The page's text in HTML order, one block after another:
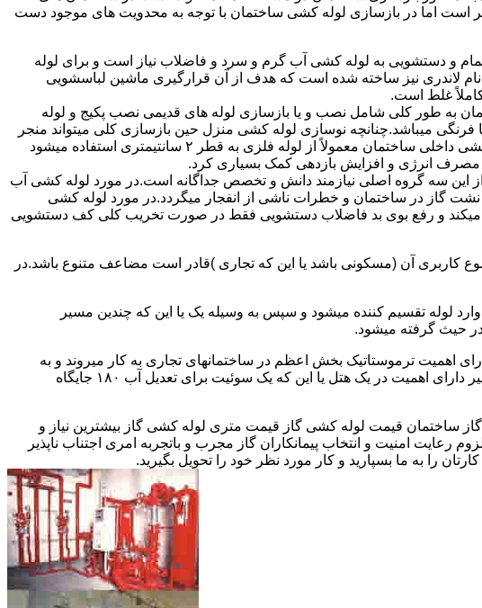
است اما در بازسازی لوله کشی ساختمان با توجه به محدویت های موجود دست
و دستشویی به لوله کشی آب گرم و سرد و فاضلاب نیاز است و برای لوله
لاندری نیز ساخته شده است که هدف از آن قرارگیری ماشین لباسشویی
غلط است.
به طور کلی شامل نصب و یا بازسازی لوله های قدیمی نصب پکیج و لوله
میباشد.چنانچه نوسازی لوله کشی منزل حین بازسازی کلی میتواند منجر
به افزایش فشار آب مصرفی و آب شوفاژ شود که این امر راندامان شوفاژ در منزل را افزایش میدهد.از آنجایی که برای لوله کشی داخلی ساختمان معمولاً از لوله فلزی به قطر ۲ سانتیمتری استفاده میشود
مصرف انرژی و افزایش بازدهی کمک بسیاری کرد.
سه گروه اصلی نیازمند دانش و تخصص جداگانه است.در مورد لوله کشی آب
گاز در ساختمان و خطرات ناشی از انفجار میگردد.در مورد لوله کشی
میکند و رفع بوی بد فاضلاب دستشویی فقط در صورت تخریب کلی کف دستشویی
کاربری آن (مسکونی باشد یا این که تجاری )قادر است مضاعف متنوع باشد.در
لوله تقسیم کننده میشود و سپس به وسیله یک یا این که چندین مسیر
حیث گرفته میشود.
ترموستاتیک بخش اعظم در ساختمانهای تجاری به کار میروند و به
مقادیر آب متعددی نیاز دارا هستند.این شیرها آب خروجی از دیگ یا این که آبگرمکن را به دمای پایینتری تعدیل میکنند.مثلا یک شیر دارای اهمیت در یک هتل یا این که یک سوئیت برای تعدیل آب ۱۸۰ جایگاه
ساختمان قیمت لوله کشی گاز قیمت متری لوله کشی گاز بیشترین نیاز و
امنیت و انتخاب پیمانکاران گاز مجرب و باتجربه امری اجتناب ناپذیر
را به ما بسپارید و کار مورد نظر خود را تحویل بگیرید.